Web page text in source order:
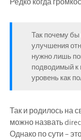
Так почему бы
улучшения
нужно лишь
подводимый к
уровень как
Так и родилось на
можно назвать
Однако по сути –